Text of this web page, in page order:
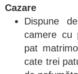
Cazare
Dispune
camere cu
pat
cate trei